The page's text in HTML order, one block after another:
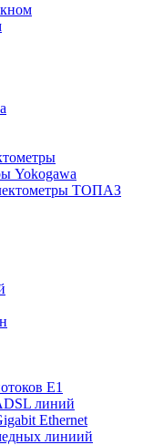
Yokogawa
ТОПАЗ
Е1
линий
Ethernet
линиий